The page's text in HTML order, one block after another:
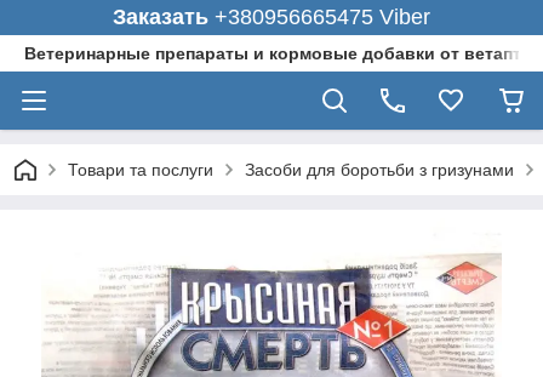
Заказать +380956665475 Viber
Ветеринарные препараты и кормовые добавки от
Товари та послуги Засоби для боротьби з гризунами